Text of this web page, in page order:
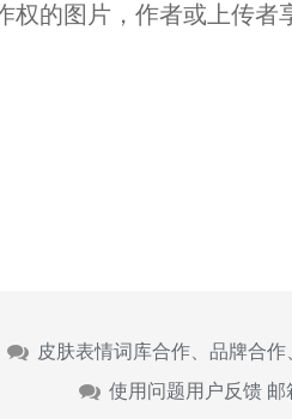
权的图片，作者或上传者
皮肤表情词库合作、品牌合
使用问题用户反馈 邮